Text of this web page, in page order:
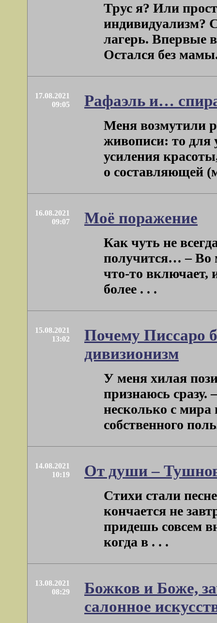
Трус я? Или
лагерь. Впервые
Остался без
17.08.2021
09:05
Рафаэль и…
Меня возмутили
живописи: то для
усиления
о составляющей
16.08.2021
09:07
Моё поражение
Как чуть не
получится… – Во
что-то включает,
более . . .
15.08.2021
13:02
Почему Писсаро
дивизионизм
У меня хилая
признаюсь сразу.
несколько с
собственного
14.08.2021
10:19
От души –
Стихи стали
кончается не
придешь совсем
когда в . . .
13.08.2021
08:29
Божков и Боже,
салонное